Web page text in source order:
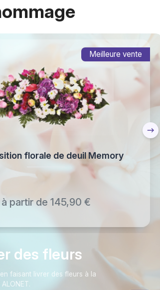
Meilleure vente
florale de deuil Memory
à partir de 145,90 €
des fleurs
faisant livrer des fleurs à la